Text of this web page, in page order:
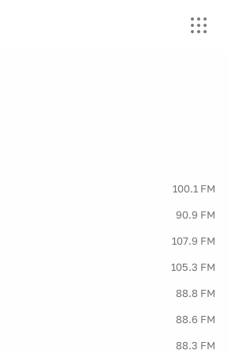
100.1 FM
90.9 FM
107.9 FM
105.3 FM
88.8 FM
88.6 FM
88.3 FM